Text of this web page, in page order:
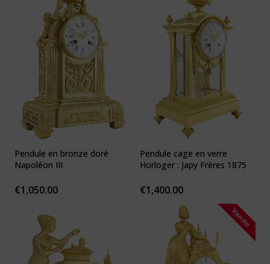
Pendule en bronze doré
Napoléon III
€1,050.00
Pendule cage en verre
Horloger : Japy Frères 1875
€1,400.00
Vendu